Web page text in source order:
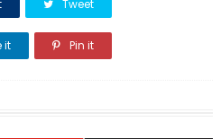
Tweet
it Pin it